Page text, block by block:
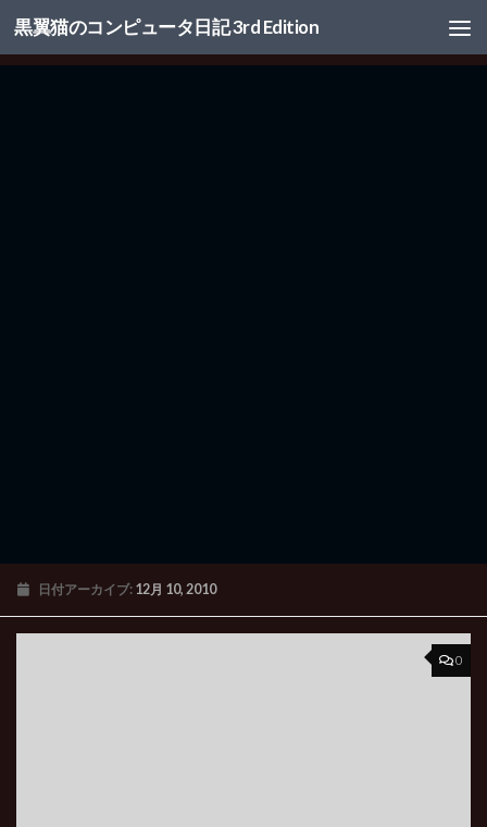
コンテンツへスキップ
黒翼猫のコンピュータ日記 3rd Edition
日付アーカイブ: 12月 10, 2010
0